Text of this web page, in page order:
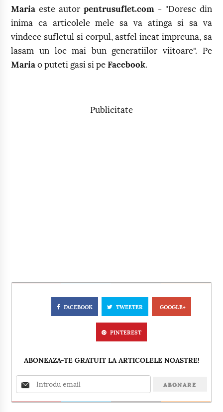
Maria este autor pentrusuflet.com - "Doresc din
inima ca articolele mele sa va atinga si sa va
vindece sufletul si corpul, astfel incat impreuna, sa
lasam un loc mai bun generatiilor viitoare". Pe
Maria o puteti gasi si peFacebook.
Publicitate
FACEBOOK TWEETER GOOGLE+
PINTEREST
ABONEAZA-TE GRATUIT LA ARTICOLELE NOASTRE!